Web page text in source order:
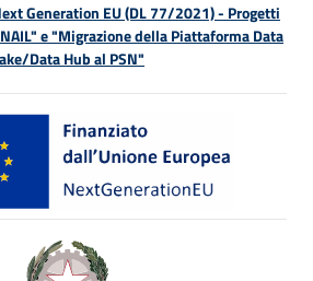
Generation EU (DL 77/2021) - Progetti
e "Migrazione della Piattaforma Data
Data Hub al PSN"